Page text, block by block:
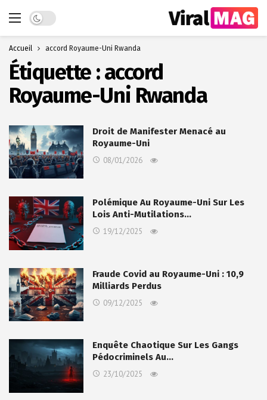
Dark mode
Accueil accord Royaume-Uni Rwanda
Étiquette :accord
Royaume-Uni Rwanda
Droit de Manifester Menacé au
Royaume-Uni
08/01/2026
Polémique Au Royaume-Uni Sur Les
Lois Anti-Mutilations…
19/12/2025
Fraude Covid au Royaume-Uni : 10,9
Milliards Perdus
09/12/2025
Enquête Chaotique Sur Les Gangs
Pédocriminels Au…
23/10/2025